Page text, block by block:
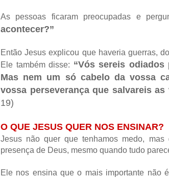
As pessoas ficaram preocupadas e
acontecer?”
Então Jesus explicou que haveria guerras,
Ele também disse: “Vós sereis
Mas nem um só cabelo da vossa
vossa perseverança que salvareis as
19)
O QUE JESUS QUER NOS ENSINAR?
Jesus não quer que tenhamos medo,
presença de Deus, mesmo quando tudo
Ele nos ensina que o mais importante não